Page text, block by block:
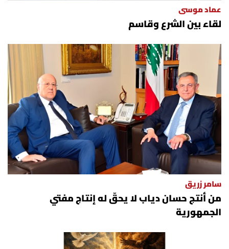
عماد موسى
لقاء بين الشرع وقاسم
سامر زريق
من أنتج حسان دياب لا يحقّ له إنتاج مفتي
الجمهورية